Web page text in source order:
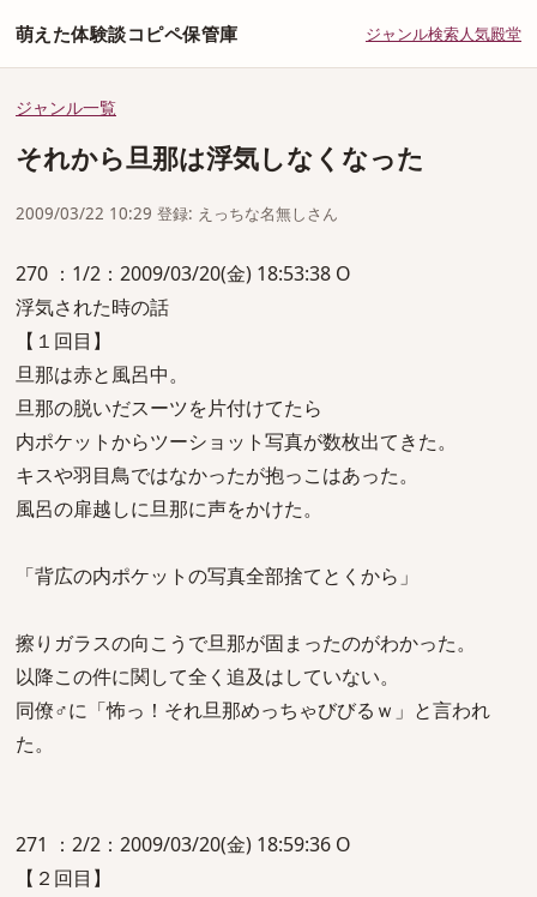
萌えた体験談コピペ保管庫 ジャンル検索人気殿堂
ジャンル一覧
それから旦那は浮気しなくなった
2009/03/22 10:29 登録: えっちな名無しさん
270 ：1/2：2009/03/20(金) 18:53:38 O
浮気された時の話
【１回目】
旦那は赤と風呂中。
旦那の脱いだスーツを片付けてたら
内ポケットからツーショット写真が数枚出てきた。
キスや羽目鳥ではなかったが抱っこはあった。
風呂の扉越しに旦那に声をかけた。
「背広の内ポケットの写真全部捨てとくから」
擦りガラスの向こうで旦那が固まったのがわかった。
以降この件に関して全く追及はしていない。
同僚♂に「怖っ！それ旦那めっちゃびびるｗ」と言われ
た。
271 ：2/2：2009/03/20(金) 18:59:36 O
【２回目】